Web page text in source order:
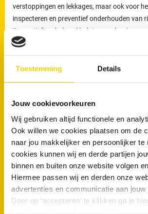
Toestemming Details
Jouw cookievoorkeuren
Wij gebruiken altijd functionele en
Ook willen we cookies plaatsen om de
naar jou makkelijker en persoonlijker te
cookies kunnen wij en derde partijen
binnen en buiten onze website volgen
Hiermee passen wij en derden onze
advertenties en communicatie aan jouw
Door op ‘accepteren’ te klikken ga je
verstoppingen en lekkages, maar ook voor
inspecteren en preventief onderhouden van
Preventief onderhoud helpt om ophoping van
verwijderen en verkleint de kans op
Wanneer is een loodgieter nodig bij een
Een loodgieter is nodig wanneer een toilet of
doorspoelt of wanneer een verstopping blijft
een blokkade niet correct verholpen, dan kan
uiteindelijk leiden tot lekkage of schade aan
De loodgieters van RRS in Ridderkerk
professionele apparatuur om dit soort